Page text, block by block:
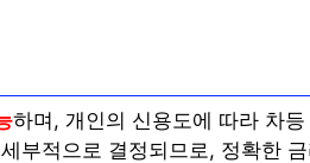
하며, 개인의 신용도에 따라 차
부적으로 결정되므로, 정확한